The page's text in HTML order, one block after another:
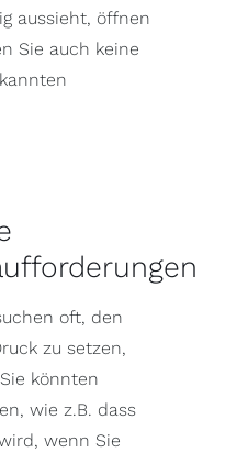
aussieht, öffnen
Sie auch keine
oft, den
zu setzen,
könnten
wie z.B. dass
wenn Sie